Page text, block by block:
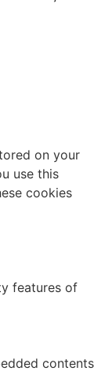
on your
use this
cookies
features of
contents